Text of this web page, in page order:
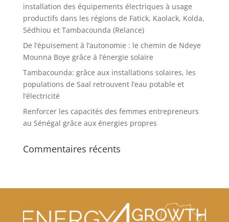
installation des équipements électriques à usage
productifs dans les régions de Fatick, Kaolack, Kolda,
Sédhiou et Tambacounda (Relance)
De l’épuisement à l’autonomie : le chemin de Ndeye
Mounna Boye grâce à l’énergie solaire
Tambacounda: grâce aux installations solaires, les
populations de Saal retrouvent l’eau potable et
l’électricité
Renforcer les capacités des femmes entrepreneurs
au Sénégal grâce aux énergies propres
Commentaires récents